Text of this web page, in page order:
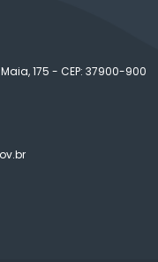
175 - CEP: 37900-900